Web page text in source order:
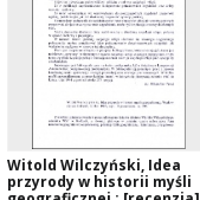
Witold Wilczyński, Idea
przyrody w historii myśli